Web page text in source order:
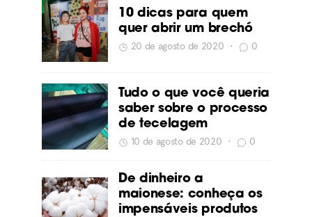
10 dicas para quem
quer abrir um brechó
20 de agosto de 2020 • 0
Tudo o que você queria
saber sobre o processo
de tecelagem
10 de agosto de 2020 • 0
De dinheiro a
maionese: conheça os
impensáveis produtos